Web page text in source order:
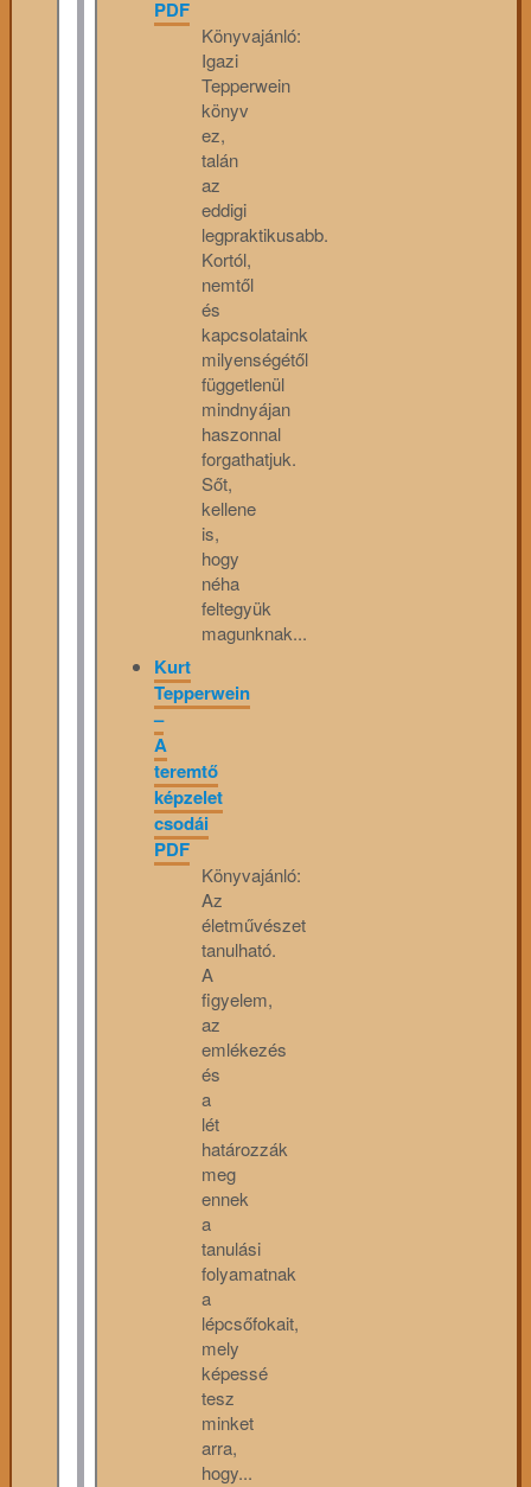
PDF
Könyvajánló:
Igazi
Tepperwein
könyv
ez,
talán
az
eddigi
legpraktikusabb.
Kortól,
nemtől
és
kapcsolataink
milyenségétől
függetlenül
mindnyájan
haszonnal
forgathatjuk.
Sőt,
kellene
is,
hogy
néha
feltegyük
magunknak...
Kurt
Tepperwein
–
A
teremtő
képzelet
csodái
PDF
Könyvajánló:
Az
életművészet
tanulható.
A
figyelem,
az
emlékezés
és
a
lét
határozzák
meg
ennek
a
tanulási
folyamatnak
a
lépcsőfokait,
mely
képessé
tesz
minket
arra,
hogy...